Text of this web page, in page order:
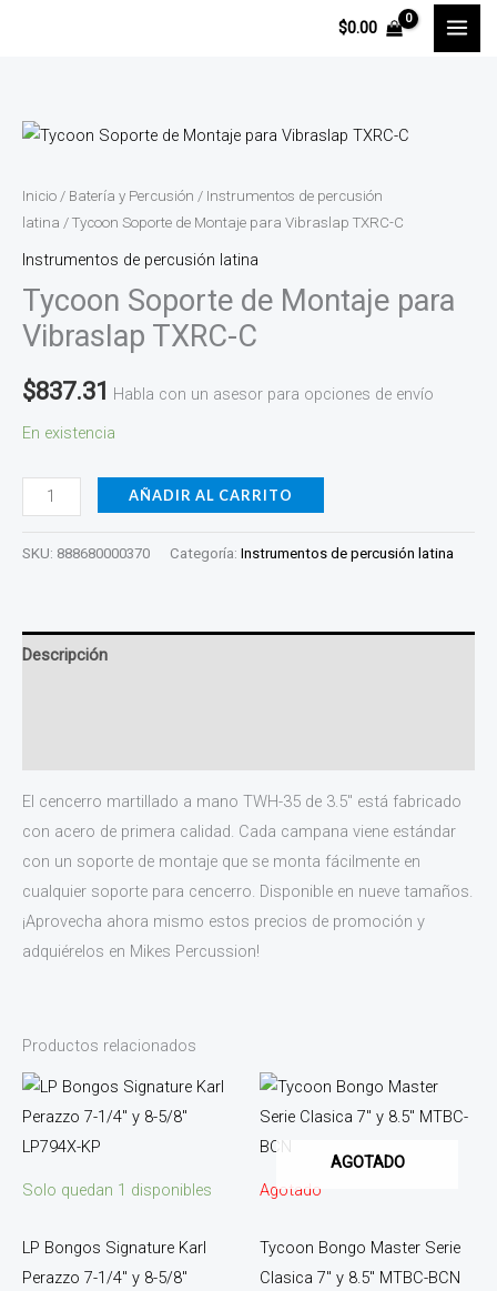
$0.00
Inicio / Batería y Percusión / Instrumentos de percusión
latina / Tycoon Soporte de Montaje para Vibraslap TXRC-C
Instrumentos de percusión latina
Tycoon Soporte de Montaje para
Vibraslap TXRC-C
$837.31 Habla con un asesor para opciones de envío
En existencia
Tycoon
de
Montaje
para
Vibraslap
TXRC-
C
cantidad
AÑADIR AL CARRITO
SKU: 888680000370 Categoría: Instrumentos de percusión latina
Descripción
El cencerro martillado a mano TWH-35 de 3.5″ está fabricado
con acero de primera calidad. Cada campana viene estándar
con un soporte de montaje que se monta fácilmente en
cualquier soporte para cencerro. Disponible en nueve tamaños.
¡Aprovecha ahora mismo estos precios de promoción y
adquiérelos en Mikes Percussion!
Productos relacionados
Solo quedan 1 disponibles
LP Bongos Signature Karl
Perazzo 7-1/4″ y 8-5/8″
AGOTADO
Agotado
Tycoon Bongo Master Serie
Clasica 7″ y 8.5″ MTBC-BCN